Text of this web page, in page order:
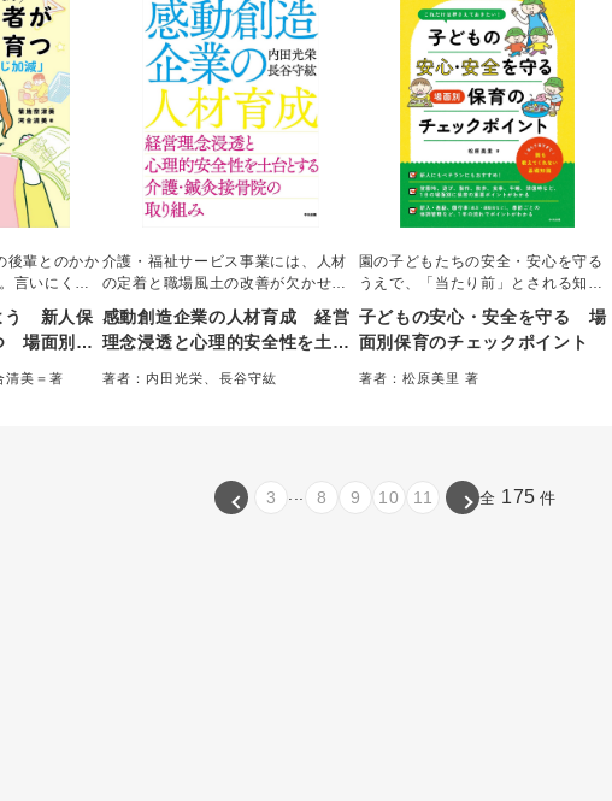
ュニケーション法が身につく。
し、すきま時間に読み進められる。
後輩とのかか
言いにくい
コツ、ほど
学べる。主
成を意識す
。
う 新人保
場面別
減」
清美＝著
介護・福祉サービス事業には、人材
の定着と職場風土の改善が欠かせな
い。本書では、愛知を中心に事業を
展開する栄光会の取り組みから、良
好な人間関係と組織の高い成果を両
立して経営理念を実現する具体的な
感動創造企業の人材育成 経営
理念浸透と心理的安全性を土台
著者：内田光栄、長谷守紘
園の子どもたちの安全・安心を守る
うえで、「当たり前」とされる知識
や視点、方法が若手や新人に伝わら
ず、共有することはなかなか難し
い。本書ではそれらのベテランの知
見や「当たり前」を可視化して、一
子どもの安心・安全を守る 場
面別保育のチェックポイント
著者：松原美里 著
3 8 9 10 11 全 175 件